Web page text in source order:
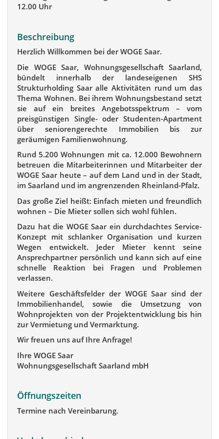
12.00 Uhr
Beschreibung
Herzlich Willkommen bei der WOGE Saar.
Die WOGE Saar, Wohnungsgesellschaft Saarland,
bündelt innerhalb der landeseigenen SHS
Strukturholding Saar alle Aktivitäten rund um das
Thema Wohnen. Bei ihrem Wohnungsbestand setzt
sie auf ein breites Angebotsspektrum – vom
preisgünstigen Single- oder Studenten-Apartment
über seniorengerechte Immobilien bis zur
geräumigen Familienwohnung.
Rund 5.200 Wohnungen mit ca. 12.000 Bewohnern
betreuen die Mitarbeiterinnen und Mitarbeiter der
WOGE Saar heute – auf dem Land und in der Stadt,
im Saarland und im angrenzenden Rheinland-Pfalz.
Das große Ziel heißt: Einfach mieten und freundlich
wohnen – Die Mieter sollen sich wohl fühlen.
Dazu hat die WOGE Saar ein durchdachtes Service-
Konzept mit schlanker Organisation und kurzen
Wegen entwickelt. Jeder Mieter kennt seine
Ansprechpartner persönlich und kann sich auf eine
schnelle Reaktion bei Fragen und Problemen
verlassen.
Weitere Geschäftsfelder der WOGE Saar sind der
Immobilienhandel, sowie die Umsetzung von
Wohnprojekten von der Projektentwicklung bis hin
zur Vermietung und Vermarktung.
Wir freuen uns auf Ihre Anfrage!
Ihre WOGE Saar
Wohnungsgesellschaft Saarland mbH
Öffnungszeiten
Termine nach Vereinbarung.